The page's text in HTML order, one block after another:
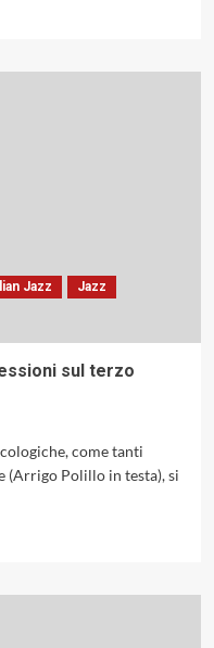
Jazz
Jazz
sul terzo
come tanti
(Arrigo Polillo in testa), si